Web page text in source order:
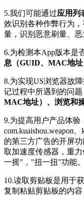
5.我们可能通过应用列
效识别各种作弊行为
量，识别恶意刷量、恶
6.为检测本App版本是
息（GUID、MAC地址
8.为实现US浏览器故
记过程中所遇到的问
MAC地址）、浏览和
9.为提高用户产品体验
com.kuaishou.weapon、
的第三方广告的开屏
取加速度传感器，重
一摇"，"扭一扭"功能。
10.读取剪贴板是用于
复制粘贴剪贴板的内容